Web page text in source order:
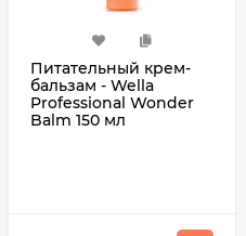
Питательный крем-
бальзам - Wella
Professional Wonder
Balm 150 мл